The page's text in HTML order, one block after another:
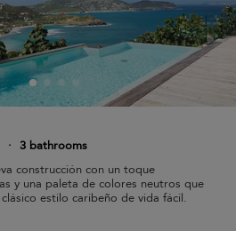
· 3 bathrooms
construcción con un toque
y una paleta de colores neutros que
estilo caribeño de vida fácil.